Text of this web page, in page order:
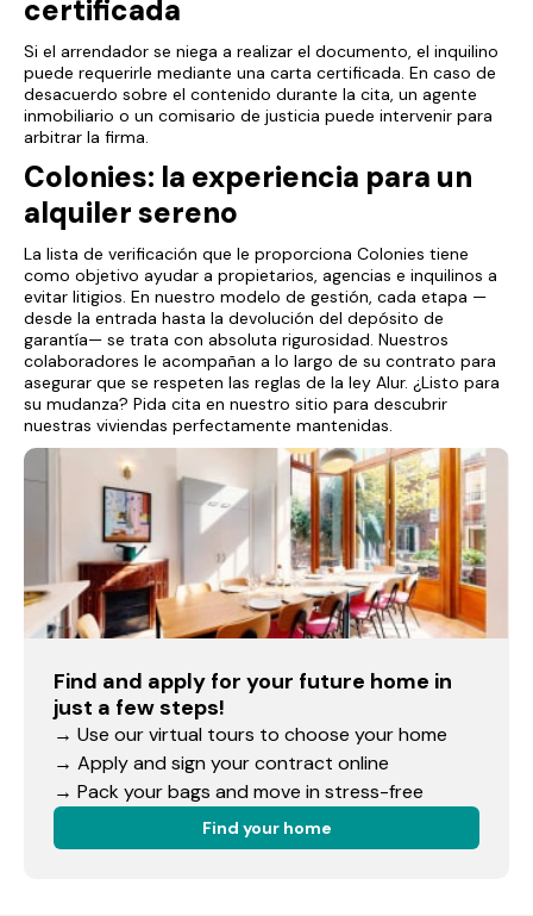
certificada
Si el arrendador se niega a realizar el documento, el inquilino
puede requerirle mediante una carta certificada. En caso de
desacuerdo sobre el contenido durante la cita, un agente
inmobiliario o un comisario de justicia puede intervenir para
arbitrar la firma.
Colonies: la experiencia para un
alquiler sereno
La lista de verificación que le proporciona Colonies tiene
como objetivo ayudar a propietarios, agencias e inquilinos a
evitar litigios. En nuestro modelo de gestión, cada etapa —
desde la entrada hasta la devolución del depósito de
garantía— se trata con absoluta rigurosidad. Nuestros
colaboradores le acompañan a lo largo de su contrato para
asegurar que se respeten las reglas de la ley Alur. ¿Listo para
su mudanza? Pida cita en nuestro sitio para descubrir
nuestras viviendas perfectamente mantenidas.
Find and apply for your future home in
just a few steps!
→ Use our virtual tours to choose your home
→ Apply and sign your contract online
→ Pack your bags and move in stress-free
Find your home